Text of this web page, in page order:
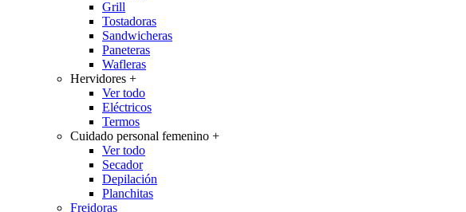
Grill
Tostadoras
Sandwicheras
Paneteras
Wafleras
Hervidores +
Ver todo
Eléctricos
Termos
Cuidado personal femenino +
Ver todo
Secador
Depilación
Planchitas
Freidoras